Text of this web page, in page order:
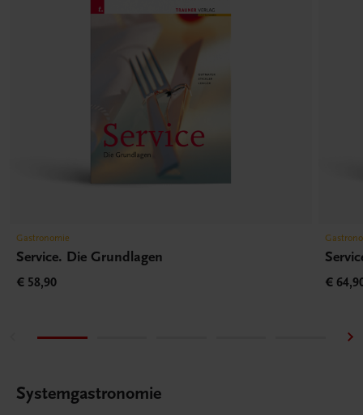
Gastronomie
Service. Die Grundlagen
€ 58,90 €
Systemgastronomie